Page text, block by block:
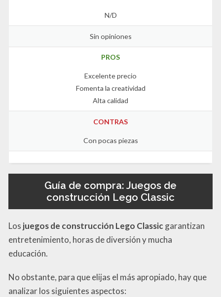
N/D
Sin opiniones
PROS
Excelente precio
Fomenta la creatividad
Alta calidad
CONTRAS
Con pocas piezas
Guía de compra: Juegos de
construcción Lego Classic
Los juegos de construcción Lego Classicgarantizan
entretenimiento, horas de diversión y mucha
educación.
No obstante, para que elijas el más apropiado, hay que
analizar los siguientes aspectos: